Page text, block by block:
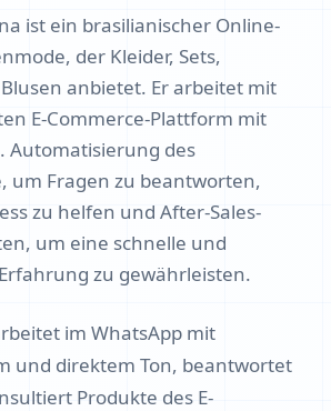
ist ein brasilianischer Online-
der Kleider, Sets,
anbietet. Er arbeitet mit
E-Commerce-Plattform mit
Automatisierung des
um Fragen zu beantworten,
zu helfen und After-Sales-
um eine schnelle und
zu gewährleisten.
im WhatsApp mit
und direktem Ton, beantwortet
Produkte des E-